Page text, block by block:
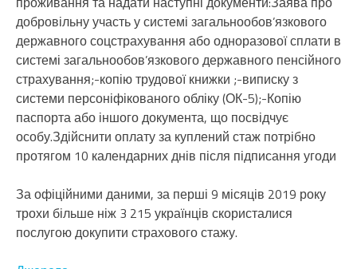
добровільну участь у системі загальнообов’язкового
державного соцстрахування або одноразової сплати в
системі загальнообов’язкового державного пенсійного
страхування;-копію трудової книжки ;-виписку з
системи персоніфікованого обліку (ОК-5);-Копію
паспорта або іншого документа, що посвідчує
особу.Здійснити оплату за куплений стаж потрібно
протягом 10 календарних днів після підписання угоди
За офіційними даними, за перші 9 місяців 2019 року
трохи більше ніж 3 215 українців скористалися
послугою докупити страхового стажу.